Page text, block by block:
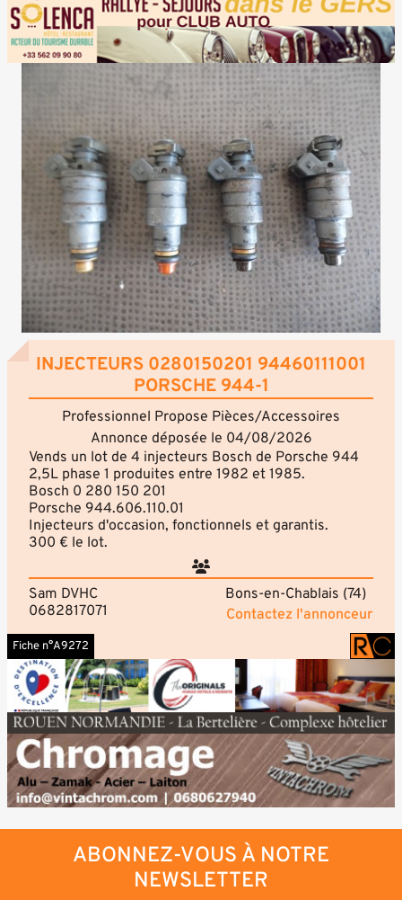
INJECTEURS 0280150201 94460111001
PORSCHE 944-1
Professionnel Propose Pièces/Accessoires
Annonce déposée le 04/08/2026
Vends un lot de 4 injecteurs Bosch de Porsche 944
2,5L phase 1 produites entre 1982 et 1985.
Bosch 0 280 150 201
Porsche 944.606.110.01
Injecteurs d'occasion, fonctionnels et garantis.
300 € le lot.
Sam DVHC
0682817071
Bons-en-Chablais (74)
Contactez l'annonceur
Fiche n°A9272
ABONNEZ-VOUS À NOTRE
NEWSLETTER